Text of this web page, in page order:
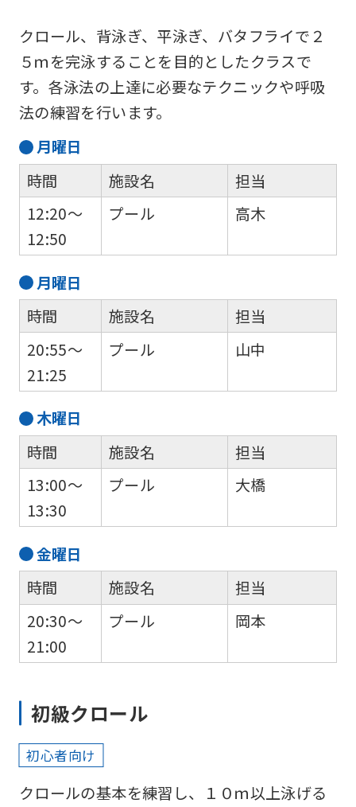
クロール、背泳ぎ、平泳ぎ、バタフライで２
５ｍを完泳することを目的としたクラスで
す。各泳法の上達に必要なテクニックや呼吸
法の練習を行います。
月曜日
時間
12:20～
12:50
施設名
プール
担当
高木
月曜日
時間
20:55～
21:25
施設名
プール
担当
山中
木曜日
時間
13:00～
13:30
施設名
プール
担当
大橋
金曜日
時間
20:30～
21:00
施設名
プール
担当
岡本
初級クロール
初心者向け
クロールの基本を練習し、１０ｍ以上泳げる